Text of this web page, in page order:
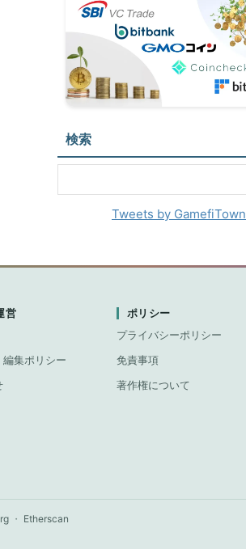
検索
Tweets by GamefiTown
営
編集ポリシー
ポリシー
プライバシーポリシー
免責事項
著作権について
・ Etherscan